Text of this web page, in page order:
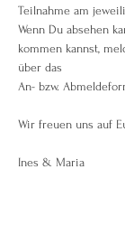
Teilnahme am
Wenn Du absehen
kommen kannst,
über das
An- bzw.
Wir freuen uns auf
Ines & Maria